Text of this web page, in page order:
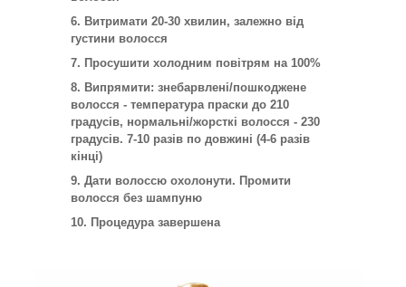
Витримати 20-30 хвилин, залежно від
густини волосся
Просушити холодним повітрям на 100%
Випрямити: знебарвлені/пошкоджене
волосся - температура праски до 210
градусів, нормальні/жорсткі волосся - 230
градусів. 7-10 разів по довжині (4-6 разів
кінці)
Дати волоссю охолонути. Промити
волосся без шампуню
Процедура завершена